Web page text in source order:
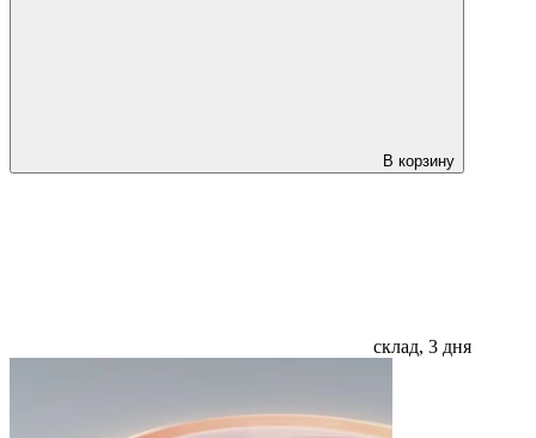
В корзину
склад, 3 дня